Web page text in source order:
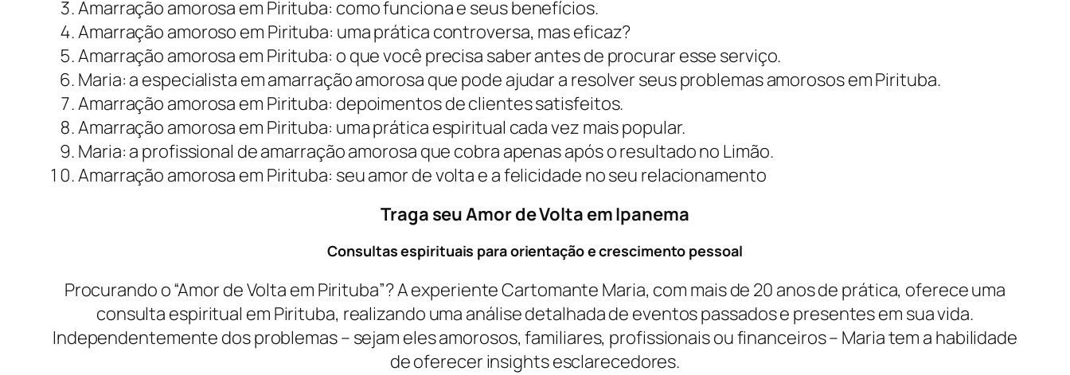
Amarração amorosa em Pirituba: como funciona e seus benefícios.
Amarração amoroso em Pirituba: uma prática controversa, mas eficaz?
Amarração amorosa em Pirituba: o que você precisa saber antes de procurar esse serviço.
Maria: a especialista em amarração amorosa que pode ajudar a resolver seus problemas amorosos em Pirituba.
Amarração amorosa em Pirituba: depoimentos de clientes satisfeitos.
Amarração amorosa em Pirituba: uma prática espiritual cada vez mais popular.
Maria: a profissional de amarração amorosa que cobra apenas após o resultado no Limão.
Amarração amorosa em Pirituba: seu amor de volta e a felicidade no seu relacionamento
Traga seu Amor de Volta em Ipanema
Consultas espirituais para orientação e crescimento pessoal
Procurando o “Amor de Volta em Pirituba”? A experiente Cartomante Maria, com mais de 20 anos de prática, oferece uma
consulta espiritual em Pirituba, realizando uma análise detalhada de eventos passados e presentes em sua vida.
Independentemente dos problemas – sejam eles amorosos, familiares, profissionais ou financeiros – Maria tem a habilidade
de oferecer insights esclarecedores.